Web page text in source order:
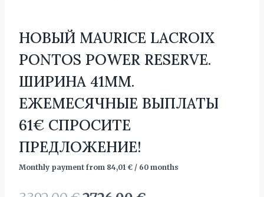
НОВЫЙ MAURICE LACROIX
PONTOS POWER RESERVE.
ШИРИНА 41MM.
ЕЖЕМЕСЯЧНЫЕ ВЫПЛАТЫ
61€ СПРОСИТЕ
ПРЕДЛОЖЕНИЕ!
Monthly payment from 84,01 € / 60 months